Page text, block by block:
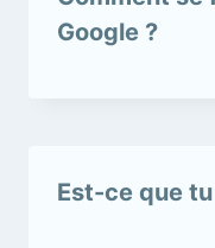
Google ?
Est-ce que